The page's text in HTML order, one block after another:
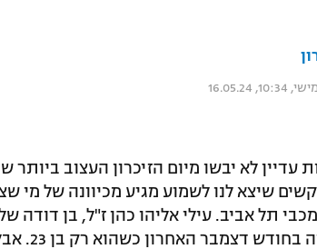
16.05.24
עדיין לא יבשו מיום הזיכרון העצוב
שיצא לנו לשמוע מגיע מכיוונה של מי
תל אביב. עילי אליהו כהן ז"ל, בן דודה
תורג'מן,